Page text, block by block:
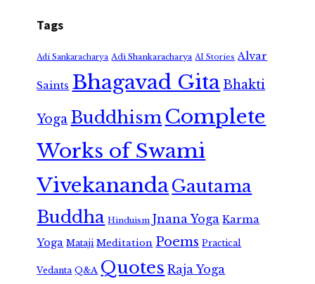
Tags
Adi Sankaracharya Adi Shankaracharya AI Stories Alvar
Saints Bhagavad GitaBhakti
Yoga Buddhism Complete
Works of Swami
VivekanandaGautama
Buddha Hinduism Jnana Yoga Karma
Yoga Mataji Meditation Poems Practical
Vedanta Q&A Quotes Raja Yoga